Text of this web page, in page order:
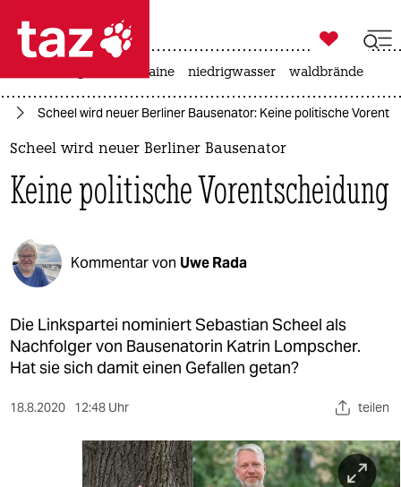
 taz zahl ich
taz zahl ich
politik
öko
gesellschaft
kultur
sport
berlin

taz zahl ich
krieg in der ukraine niedrigwasser waldbrände
Scheel wird neuer Berliner Bausenator: Keine politische
Scheel wird neuer Berliner Bausenator
Keine politische Vorentscheidung
Kommentar von Uwe Rada
Die Linkspartei nominiert Sebastian Scheel als
Nachfolger von Bausenatorin Katrin Lompscher.
Hat sie sich damit einen Gefallen getan?
18.8.2020 12:48 Uhr teilen